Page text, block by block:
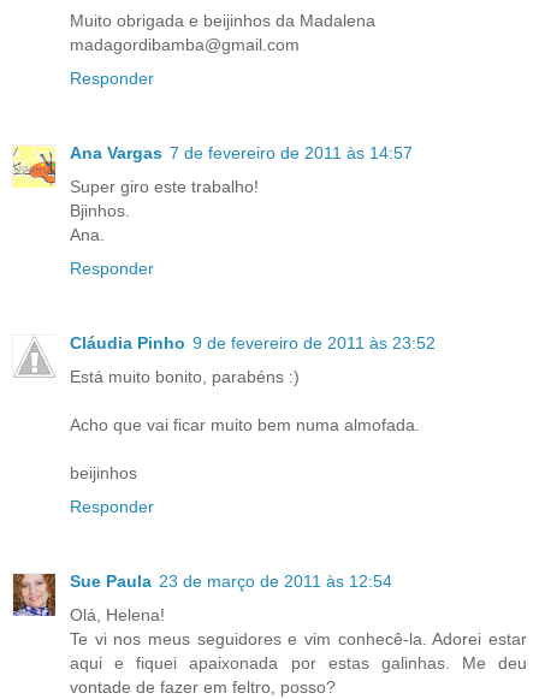
Muito obrigada e beijinhos da Madalena
madagordibamba@gmail.com
Responder
Ana Vargas 7 de fevereiro de 2011 às 14:57
Super giro este trabalho!
Bjinhos.
Ana.
Responder
Cláudia Pinho 9 de fevereiro de 2011 às 23:52
Está muito bonito, parabéns :)
Acho que vai ficar muito bem numa almofada.
beijinhos
Responder
Sue Paula 23 de março de 2011 às 12:54
Olá, Helena!
Te vi nos meus seguidores e vim conhecê-la. Adorei estar
aqui e fiquei apaixonada por estas galinhas. Me deu
vontade de fazer em feltro, posso?